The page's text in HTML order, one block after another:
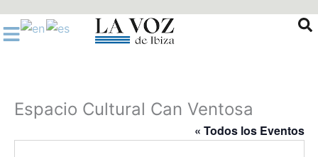
al
contenido
Espacio Cultural Can Ventosa
« Todos los Eventos